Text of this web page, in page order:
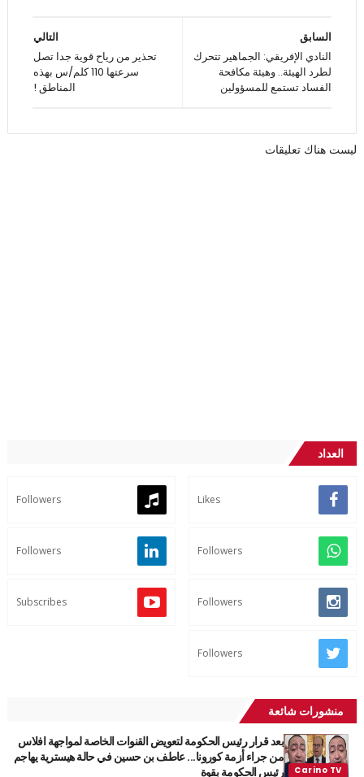
التالي
تحذير من رياح قوية جدا تصل
سرعتها 110 كلم/س بهذه
المناطق !
السابق
النادي الإفريقي: الجماهير تتحرك
لطرد الهيئة.. وهيئة مكافحة
الفساد تستمع للمسؤولين
ليست هناك تعليقات
العداد
Likes
Followers
Followers
Followers
Followers
Subscribes
Followers
منشورات شائعة
بعد قرار رئيس الحكومة لتعويض القنوات الخاصة لمواجهة افلاس
من جراء أزمة كورونا... عاطف بن حسين في حالة هيسترية يهاجم
رئيس الحكومة بقوة